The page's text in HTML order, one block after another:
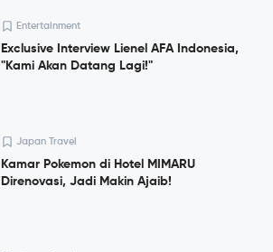
Entertainment
Exclusive Interview Lienel AFA Indonesia,
"Kami Akan Datang Lagi!"
Japan Travel
Kamar Pokemon di Hotel MIMARU
Direnovasi, Jadi Makin Ajaib!